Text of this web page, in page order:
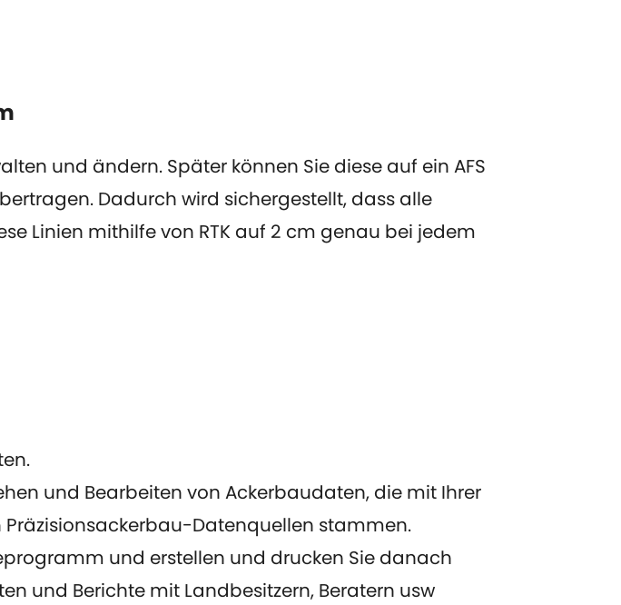
und ändern. Später können Sie diese auf ein AFS
Dadurch wird sichergestellt, dass alle
Linien mithilfe von RTK auf 2 cm genau bei jedem
und Bearbeiten von Ackerbaudaten, die mit Ihrer
Datenquellen stammen.
und erstellen und drucken Sie danach
und Berichte mit Landbesitzern, Beratern usw